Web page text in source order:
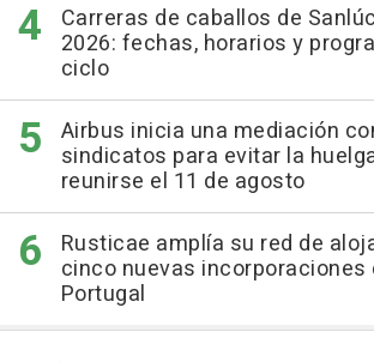
Carreras de caballos de
2026: fechas, horarios y
ciclo
Airbus inicia una mediación
sindicatos para evitar la
reunirse el 11 de agosto
Rusticae amplía su red de
cinco nuevas incorporaciones
Portugal